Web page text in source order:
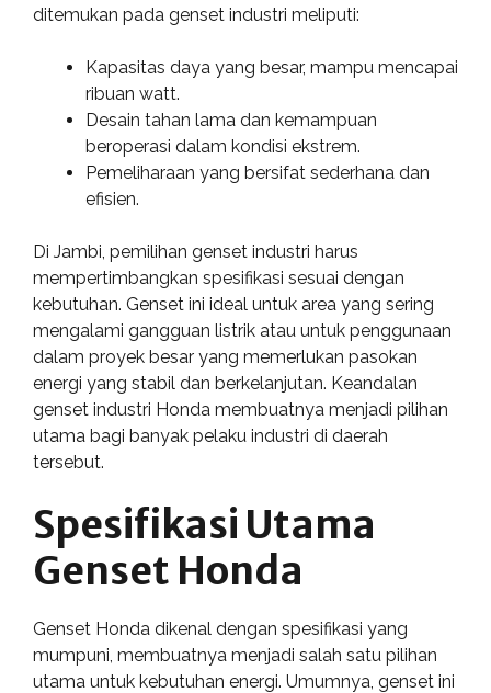
ditemukan pada genset industri meliputi:
Kapasitas daya yang besar, mampu mencapai
ribuan watt.
Desain tahan lama dan kemampuan
beroperasi dalam kondisi ekstrem.
Pemeliharaan yang bersifat sederhana dan
efisien.
Di Jambi, pemilihan genset industri harus
mempertimbangkan spesifikasi sesuai dengan
kebutuhan. Genset ini ideal untuk area yang sering
mengalami gangguan listrik atau untuk penggunaan
dalam proyek besar yang memerlukan pasokan
energi yang stabil dan berkelanjutan. Keandalan
genset industri Honda membuatnya menjadi pilihan
utama bagi banyak pelaku industri di daerah
tersebut.
Spesifikasi Utama
Genset Honda
Genset Honda dikenal dengan spesifikasi yang
mumpuni, membuatnya menjadi salah satu pilihan
utama untuk kebutuhan energi. Umumnya, genset ini